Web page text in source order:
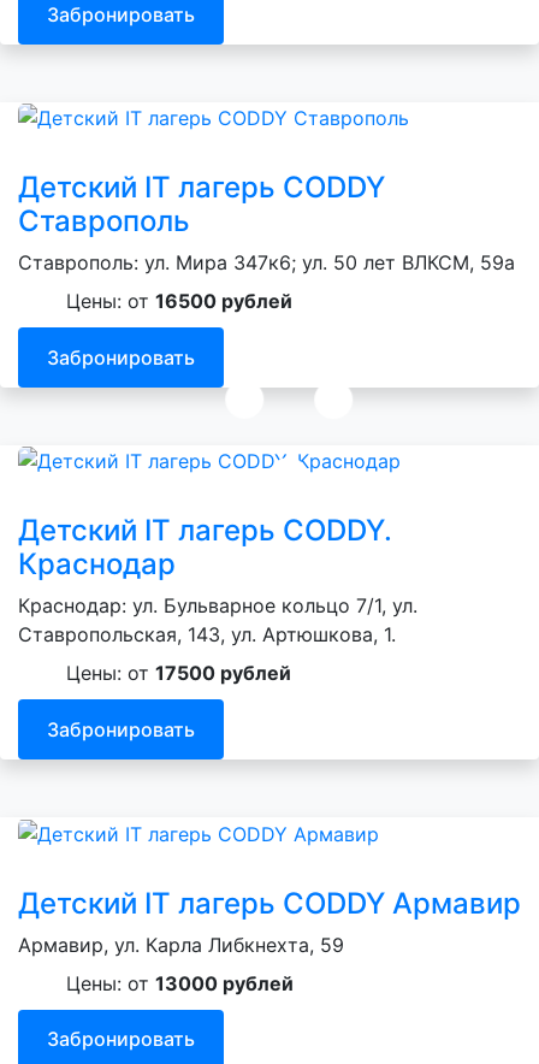
Забронировать
Детский IT лагерь CODDY
Ставрополь
Ставрополь: ул. Мира 347к6; ул. 50 лет ВЛКСМ, 59а
Цены: от 16500 рублей
Забронировать
Детский IT лагерь CODDY.
Краснодар
Краснодар: ул. Бульварное кольцо 7/1, ул.
Ставропольская, 143, ул. Артюшкова, 1.
Цены: от 17500 рублей
Забронировать
Детский IT лагерь CODDY Армавир
Армавир, ул. Карла Либкнехта, 59
Цены: от 13000 рублей
Забронировать